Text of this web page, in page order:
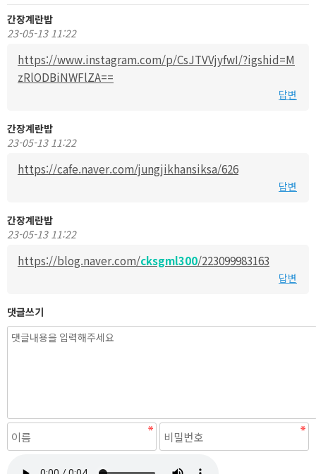
간장계란밥
23-05-13 11:22
https://www.instagram.com/p/CsJTVVjyfwI/?igshid=M
zRlODBiNWFlZA==
답변
간장계란밥
23-05-13 11:22
https://cafe.naver.com/jungjikhansiksa/626
답변
간장계란밥
23-05-13 11:22
https://blog.naver.com/cksgml300/223099983163
답변
댓글쓰기